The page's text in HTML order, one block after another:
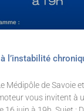
à l’instabilité
Médipôle de Savoie
vous invitent à